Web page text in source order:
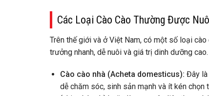
Các Loại Cào Cào Thường Được
Trên thế giới và ở Việt Nam, có một số loại
trưởng nhanh, dễ nuôi và giá trị dinh dưỡng
Cào cào nhà (Acheta domesticus): Đây là
dễ chăm sóc, sinh sản mạnh và ít kén